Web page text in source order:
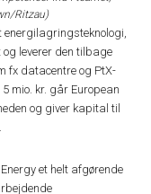
Ritzau)
energilagringsteknologi,
leverer den tilbage
fx datacentre og PtX-
mio. kr. går European
og giver kapital til
et helt afgørende